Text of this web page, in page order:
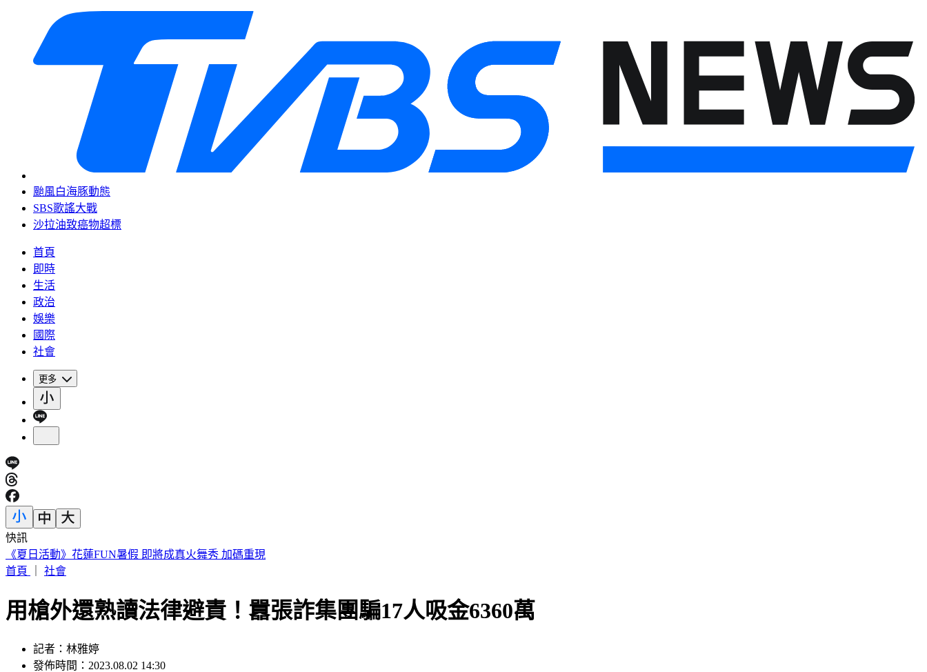
颱風白海豚動態
SBS歌謠大戰
沙拉油致癌物超標
首頁
即時
生活
政治
娛樂
國際
社會
更多
快訊
《夏日活動》花蓮FUN暑假 即將成真火舞秀 加碼重現
首頁
社會
用槍外還熟讀法律避責！囂張詐集團騙17人吸金6360萬
記者：林雅婷
發佈時間：2023.08.02 14:30